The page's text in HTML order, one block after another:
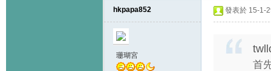
hkpapa852
珊瑚宮
發表於 15-1-
首